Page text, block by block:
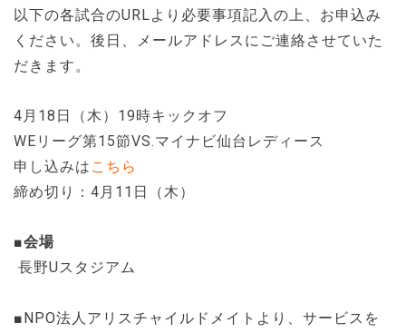
以下の各試合のURLより必要事項記入の上、お申込み
ください。後日、メールアドレスにご連絡させていた
だきます。
4月18 日（木）19時キックオフ
WEリーグ第15節VS.マイナビ仙台レディース
申し込みは こちら
締め切り：4月11 日（木）
■会場
長野Uスタジアム
■NPO法人アリスチャイルドメイトより、サービスを